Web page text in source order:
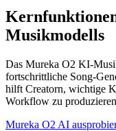
Musikmodells
Das Mureka O2 KI-
fortschrittliche Song-
hilft Creatorn, wichtige
Workflow zu
Mureka O2 AI